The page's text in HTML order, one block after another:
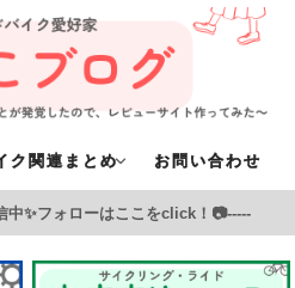
ク関連まとめ お問い合わせ
中✨フォローはここをclick！📷-----